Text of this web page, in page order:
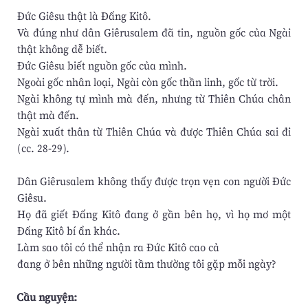
Đức Giêsu thật là Đấng Kitô.
Và đúng như dân Giêrusalem đã tin, nguồn gốc của Ngài
thật không dễ biết.
Đức Giêsu biết nguồn gốc của mình.
Ngoài gốc nhân loại, Ngài còn gốc thần linh, gốc từ trời.
Ngài không tự mình mà đến, nhưng từ Thiên Chúa chân
thật mà đến.
Ngài xuất thân từ Thiên Chúa và được Thiên Chúa sai đi
(cc. 28-29).
Dân Giêrusalem không thấy được trọn vẹn con người Đức
Giêsu.
Họ đã giết Đấng Kitô đang ở gần bên họ, vì họ mơ một
Đấng Kitô bí ẩn khác.
Làm sao tôi có thể nhận ra Đức Kitô cao cả
đang ở bên những người tầm thường tôi gặp mỗi ngày?
Cầu nguyện: